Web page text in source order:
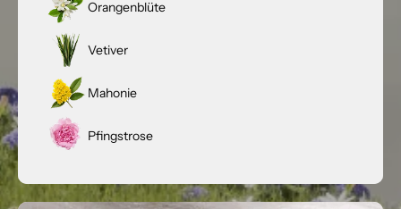
Orangenblüte
Vetiver
Mahonie
Pfingstrose